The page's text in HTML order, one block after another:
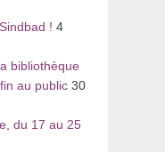
! 4
bibliothèque
au public 30
du 17 au 25